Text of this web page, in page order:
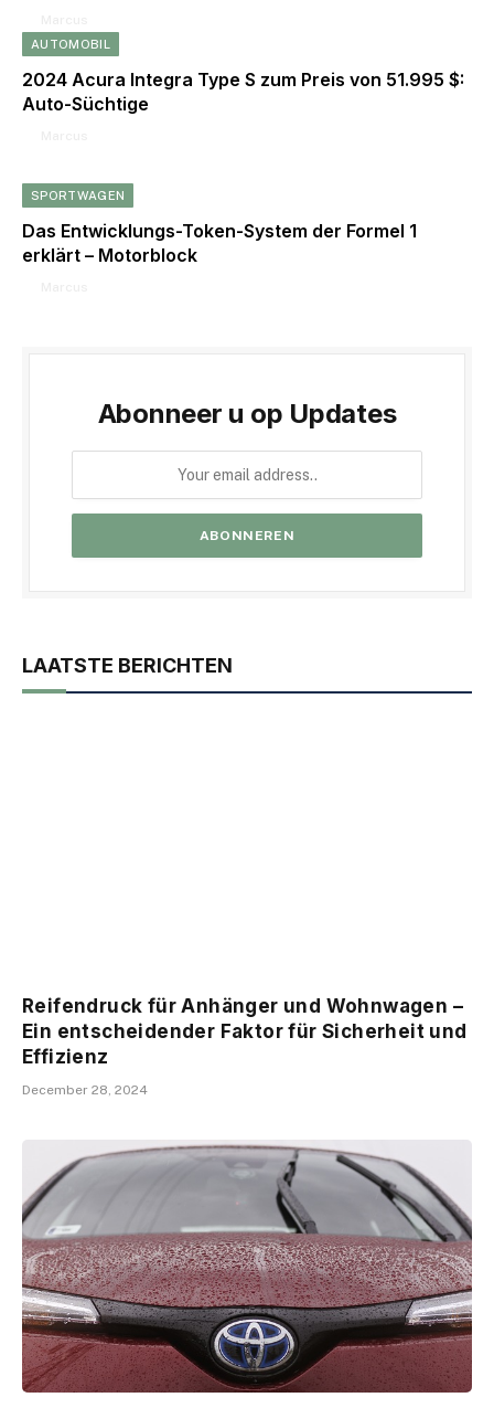
AUTOMOBIL
2024 Acura Integra Type S zum Preis von 51.995 $:
Auto-Süchtige
SPORTWAGEN
Das Entwicklungs-Token-System der Formel 1
erklärt – Motorblock
Abonneer u op Updates
LAATSTE BERICHTEN
Reifendruck für Anhänger und Wohnwagen –
Ein entscheidender Faktor für Sicherheit und
Effizienz
December 28, 2024